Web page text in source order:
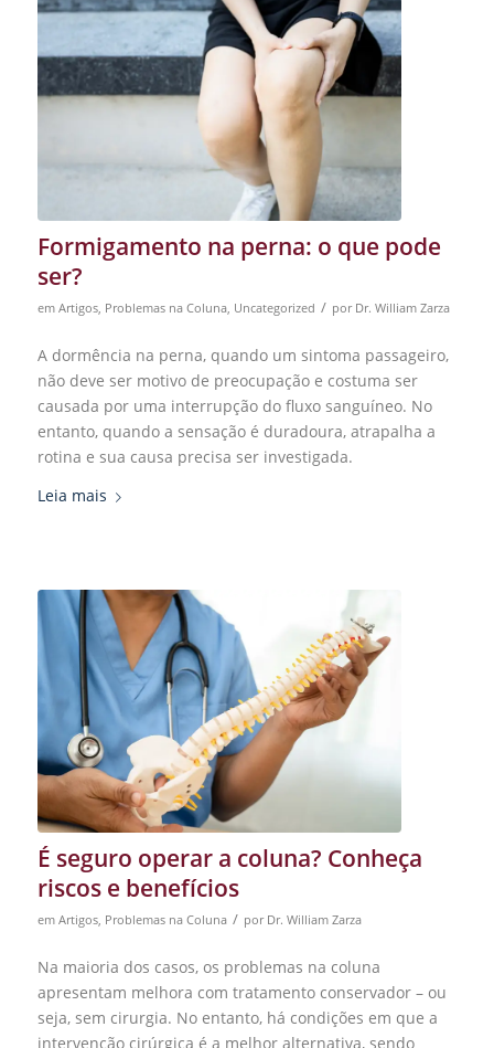
Formigamento na perna: o que pode
ser?
em Artigos, Problemas na Coluna, Uncategorized / por Dr. William Zarza
A dormência na perna, quando um sintoma passageiro,
não deve ser motivo de preocupação e costuma ser
causada por uma interrupção do fluxo sanguíneo. No
entanto, quando a sensação é duradoura, atrapalha a
rotina e sua causa precisa ser investigada.
Leia mais
É seguro operar a coluna? Conheça
riscos e benefícios
em Artigos, Problemas na Coluna / por Dr. William Zarza
Na maioria dos casos, os problemas na coluna
apresentam melhora com tratamento conservador – ou
seja, sem cirurgia. No entanto, há condições em que a
intervenção cirúrgica é a melhor alternativa, sendo